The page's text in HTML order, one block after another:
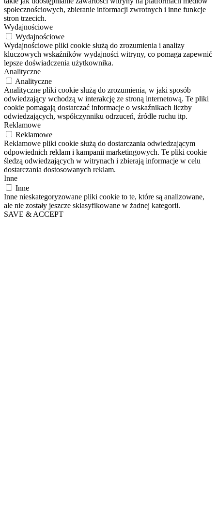
społecznościowych, zbieranie informacji zwrotnych i inne funkcje
stron trzecich.
Wydajnościowe
Wydajnościowe
Wydajnościowe pliki cookie służą do zrozumienia i analizy
kluczowych wskaźników wydajności witryny, co pomaga zapewnić
lepsze doświadczenia użytkownika.
Analityczne
Analityczne
Analityczne pliki cookie służą do zrozumienia, w jaki sposób
odwiedzający wchodzą w interakcję ze stroną internetową. Te pliki
cookie pomagają dostarczać informacje o wskaźnikach liczby
odwiedzających, współczynniku odrzuceń, źródle ruchu itp.
Reklamowe
Reklamowe
Reklamowe pliki cookie służą do dostarczania odwiedzającym
odpowiednich reklam i kampanii marketingowych. Te pliki cookie
śledzą odwiedzających w witrynach i zbierają informacje w celu
dostarczania dostosowanych reklam.
Inne
Inne
Inne nieskategoryzowane pliki cookie to te, które są analizowane,
ale nie zostały jeszcze sklasyfikowane w żadnej kategorii.
SAVE & ACCEPT